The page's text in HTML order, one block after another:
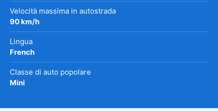
Velocità massima in autostrada
90 km/h
Lingua
French
Classe di auto popolare
Mini